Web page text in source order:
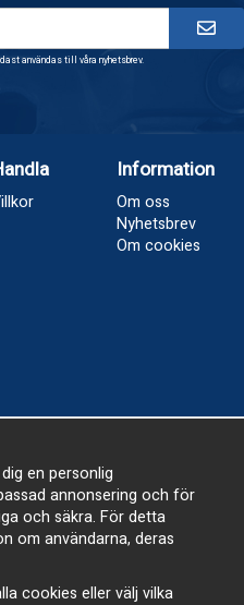
användas till våra nyhetsbrev.
Information
Om oss
Nyhetsbrev
Om cookies
skickas hela
en personlig
annonsering och för
och säkra. För detta
om användarna, deras
cookies eller välj vilka